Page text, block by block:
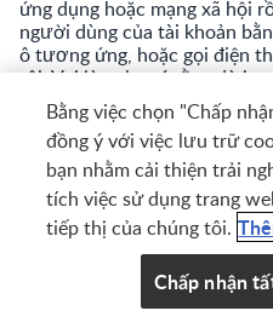
ứng dụng hoặc mạng xã hội
người dùng của tài khoản
ô tương ứng, hoặc gọi điện
tôi. Vui lòng lưu ý rằng dù
marketing, bạn vẫn nhận
viên từ chúng tôi, ví dụ như
khoản (xác nhận tài khoản,
thông báo quan trọng khác
marketing/ quảng cáo.
Quảng cáo có định hướng:
lưới quảng cáo và các nhà
khác (“Advertising
một số công ty không theo
Bằng việc chọn "Chấp
đồng ý với việc lưu trữ
bạn nhằm cải thiện trải
tích việc sử dụng trang
tiếp thị của chúng tôi.
Chấp nhận